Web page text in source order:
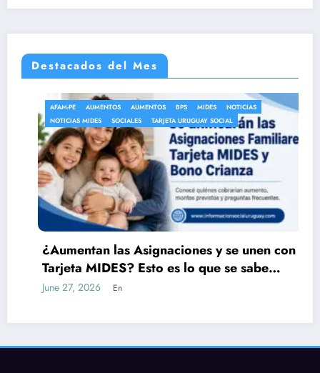
Destacados del Mes
AFAM-PE AUMENTOS AUMENTOS BPS MIDES
NOTICIAS
NOTICIAS MIDES
SOCIALES TARJETA URUGUAY SOCIAL
¿Aumentan las Asignaciones y se unen con la
Tarjeta MIDES? Esto es lo que se sabe
oficialmente
June 27, 2026 En